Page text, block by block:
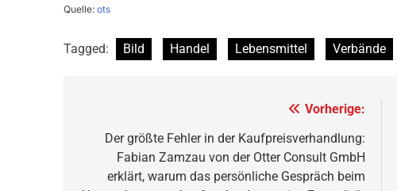
Quelle: ots
Tagged: Bild Handel Lebensmittel Verbände
Vorherige:
Der größte Fehler in der Kaufpreisverhandlung:
Fabian Zamzau von der Otter Consult GmbH
erklärt, warum das persönliche Gespräch beim